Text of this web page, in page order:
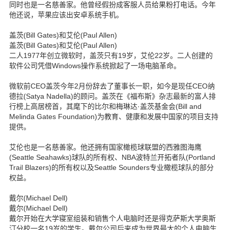
同时也是一名慈善家。他曾经假扮成客服人员给果粉打电话。今年
他还说，苹果应该出安卓系统手机。
盖茨(Bill Gates)和艾伦(Paul Allen)
盖茨(Bill Gates)和艾伦(Paul Allen)
二人1977年创立微软时，盖茨只有19岁，艾伦22岁。二人创建的
软件公司凭借Windows操作系统掀起了一场电脑革命。
微软前CEO盖茨今年2月份辞去了董事长一职，如今是现任CEO纳
德拉(Satya Nadella)的顾问。盖茨在《福布斯》杂志最新的富人排
行榜上高居榜首，其麾下的比尔和梅琳达·盖茨基金会(Bill and
Melinda Gates Foundation)为教育、健康和发展中国家的项目支持
提供。
艾伦也是一名慈善家。他还拥有国家橄榄球联盟的西雅图海鹰
(Seattle Seahawks)球队的所有权、NBA波特兰开拓者队(Portland
Trail Blazers)的所有权以及Seattle Sounders专业橄榄球队的部分
权益。
戴尔(Michael Dell)
戴尔(Michael Dell)
戴尔开始在大学寝室组装和销售个人电脑时还是得克萨斯大学奥斯